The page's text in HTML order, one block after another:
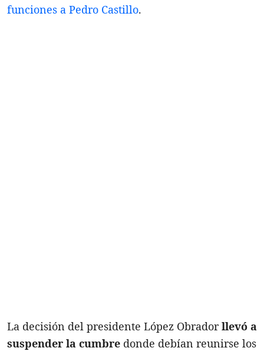
funciones a Pedro Castillo.
La decisión del presidente López Obradorllevó a
suspender la cumbre donde debían reunirse los